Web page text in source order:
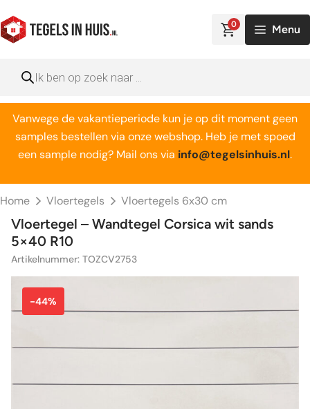
naar
de
0 Menu
zoeken
Vanwege de vakantieperiode kun je op dit moment geen
samples bestellen via onze webshop. Heb je met spoed
een sample nodig? Mail ons via info@tegelsinhuis.nl.
Home Vloertegels Vloertegels 6x30 cm
Vloertegel – Wandtegel Corsica wit sands
5×40 R10
Artikelnummer: TOZCV2753
-44%